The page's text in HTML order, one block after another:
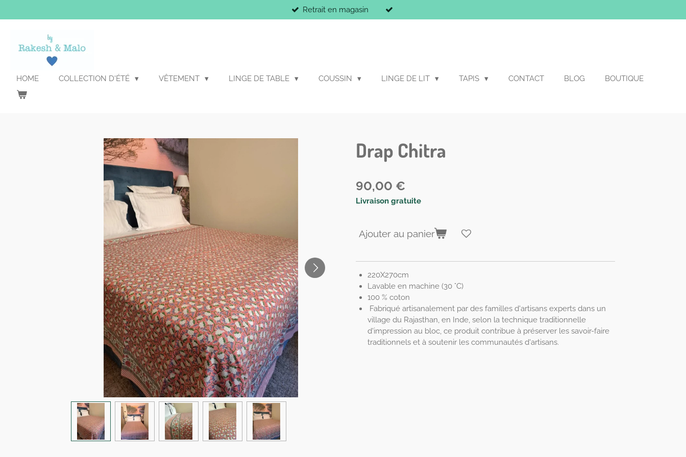
au
principal
Retrait en magasin
HOME COLLECTION D'ÉTÉ VÊTEMENT LINGE DE TABLE COUSSIN LINGE DE LIT TAPIS CONTACT BLOG BOUTIQUE
Drap Chitra
90,00 €
Livraison gratuite
Ajouter au panier
220X270cm
Lavable en machine (30 °C)
100 % coton
Fabriqué artisanalement par des familles d'artisans experts dans un
village du Rajasthan, en Inde, selon la technique traditionnelle
d'impression au bloc, ce produit contribue à préserver les savoir-faire
traditionnels et à soutenir les communautés d'artisans.